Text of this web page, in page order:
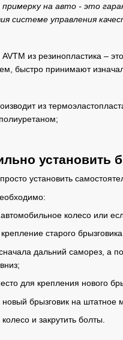
на авто - это
системе управления
AVTM из резинопластика –
быстро принимают
из
установить
установить
колесо или
старого
дальний саморез, а
для крепления нового
новый брызговик на штатное
и закрутить болты.